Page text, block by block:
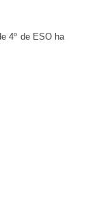
4º de ESO ha